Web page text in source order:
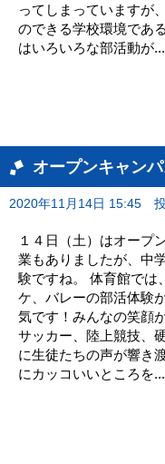
ってしまっていますが
のできる学校環境で
はいろいろな部活動が...
オープンキャン
2020年11月14日 15:45
１４日（土）はオープ
業もありましたが、中
験ですね。 体育館では
ケ、バレーの部活体験
気です！みんなの笑顔
サッカー、陸上競技、
に生徒たちの声が響き
にカッコいいところを...